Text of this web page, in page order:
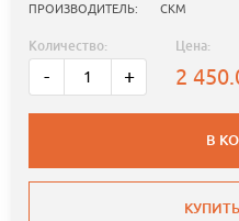
ПРОИЗВОДИТЕЛЬ: СКМ
Количество:
- +
Цена:
2
В